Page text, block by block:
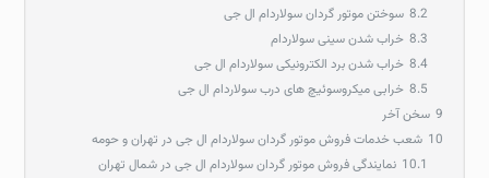
8.2 سوختن موتور گردان سولاردام ال جی
8.3 خراب شدن سینی سولاردام
8.4 خراب شدن برد الکترونیکی سولاردام ال جی
8.5 خرابی میکروسوئیچ های درب سولاردام ال جی
9 سخن آخر
10 شعب خدمات فروش موتور گردان سولاردام ال جی در تهران و حومه
10.1 نمایندگی فروش موتور گردان سولاردام ال جی در شمال تهران